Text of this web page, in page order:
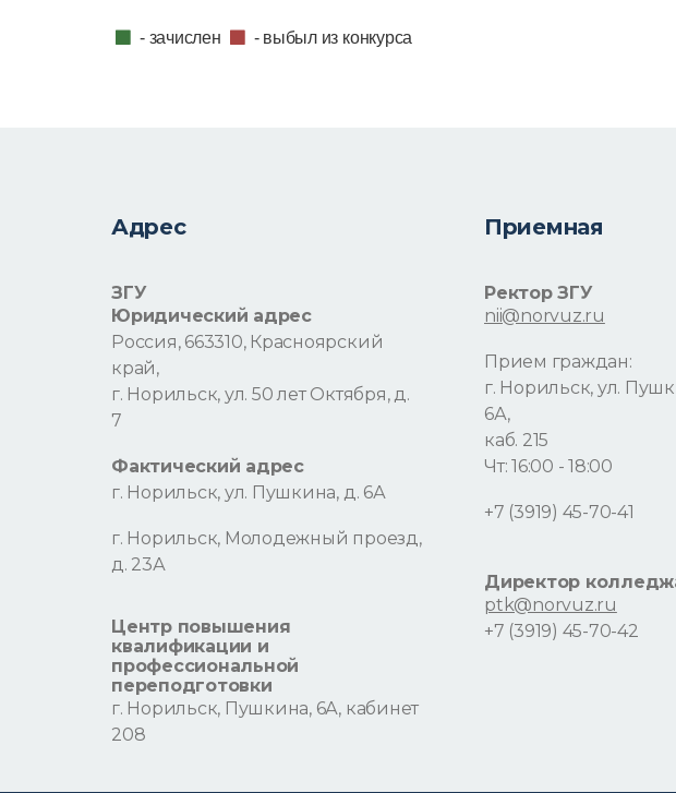
- зачислен - выбыл из конкурса
Адрес
ЗГУ
Юридический адрес
Россия, 663310, Красноярский
край,
г. Норильск, ул. 50 лет Октября, д.
7
Фактический адрес
г. Норильск, ул. Пушкина, д. 6А
г. Норильск, Молодежный проезд,
д. 23А
Центр повышения
квалификации и
профессиональной
переподготовки
г. Норильск, Пушкина, 6А, кабинет
208
Приемная
Ректор ЗГУ
nii@norvuz.ru
Прием граждан:
г. Норильск, ул.
6А,
каб. 215
Чт: 16:00 - 18:00
+7 (3919) 45-70-41
Директор
ptk@norvuz.ru
+7 (3919) 45-70-42